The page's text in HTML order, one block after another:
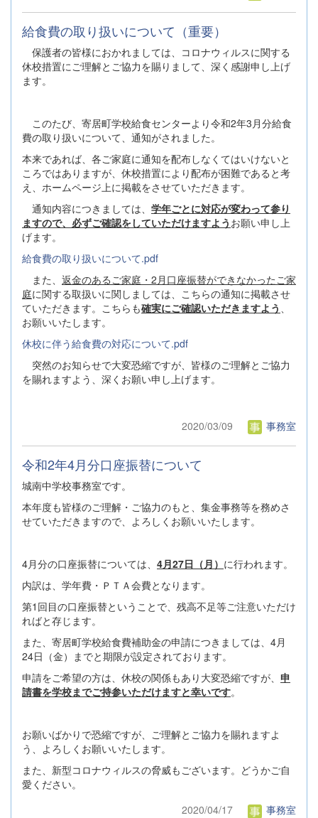
給食費の取り扱いについて（重要）
保護者の皆様におかれましては、コロナウィルスに関する
休校措置にご理解とご協力を賜りまして、深く感謝申し上げ
ます。
このたび、寄居町学校給食センターより令和2年3月分給食
費の取り扱いについて、通知がされました。
本来であれば、各ご家庭に通知を配布しなくてはいけないと
ころではありますが、休校措置により配布が困難であると考
え、ホームページ上に掲載をさせていただきます。
通知内容につきましては、 学年ごとに対応が変わって参り
ますので、必ずご確認をしていただけますよ う お願い申し上
げます。
給食費の取り扱いについて.pdf
また、 返金のあるご家庭・2月口座振替ができなかったご家
庭に関する取扱いに関しましては、こちらの通知に掲載させ
ていただきます。こちらも確実にご確認いただきますよう 、
お願いいたします。
休校に伴う給食費の対応について.pdf
突然のお知らせで大変恐縮ですが、皆様のご理解とご協力
を賜れますよう、深くお願い申し上げます。
2020/03/09 事務室
令和2年4月分口座振替について
城南中学校事務室です。
本年度も皆様のご理解・ご協力のもと、集金事務等を務めさ
せていただきますので、よろしくお願いいたします。
4月分の口座振替については、 4月27日（月） に行われます。
内訳は、学年費・ＰＴＡ会費となります。
第1回目の口座振替ということで、残高不足等ご注意いただけ
ればと存じます。
また、寄居町学校給食費補助金の申請につきましては、4月
24日（金）までと期限が設定されております。
申請をご希望の方は、休校の関係もあり大変恐縮ですが、 申
請書を学校までご持参いただけますと幸いです。
お願いばかりで恐縮ですが、ご理解とご協力を賜れますよ
う、よろしくお願いいたします。
また、新型コロナウィルスの脅威もございます。どうかご自
愛ください。
2020/04/17
事務室